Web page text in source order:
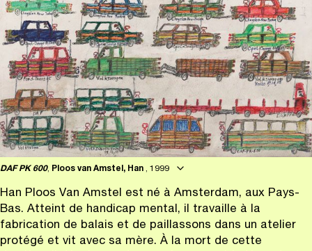
DAF PK 600, Ploos van Amstel, Han , 1999
Han Ploos Van Amstel est né à Amsterdam, aux Pays-
Bas. Atteint de handicap mental, il travaille à la
fabrication de balais et de paillassons dans un atelier
protégé et vit avec sa mère. À la mort de cette